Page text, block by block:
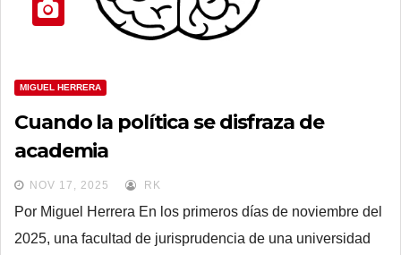
MIGUEL HERRERA
Cuando la política se disfraza de
academia
NOV 17, 2025 RK
Por Miguel Herrera En los primeros días de noviembre del
2025, una facultad de jurisprudencia de una universidad